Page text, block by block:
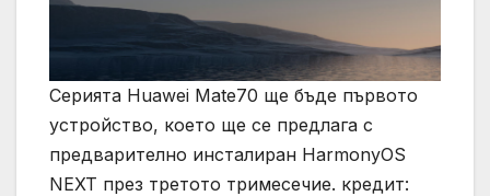
Серията Huawei Mate70 ще бъде първото
устройство, което ще се предлага с
предварително инсталиран HarmonyOS
NEXT през третото тримесечие. кредит: